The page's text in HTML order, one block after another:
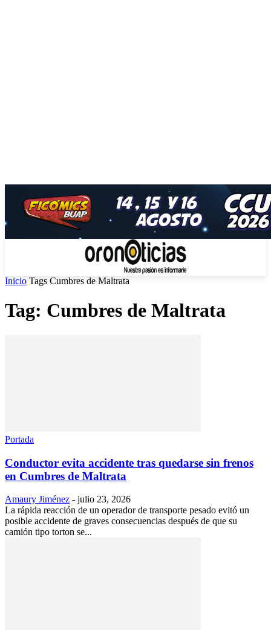
Inicio Tags Cumbres de Maltrata
Tag: Cumbres de Maltrata
Portada
Conductor evita accidente tras quedarse sin frenos
en Cumbres de Maltrata
Amaury Jiménez - julio 23, 2026
La rápida reacción de un operador de transporte pesado evitó un
posible accidente de graves consecuencias después de que su
camión tipo torton se...